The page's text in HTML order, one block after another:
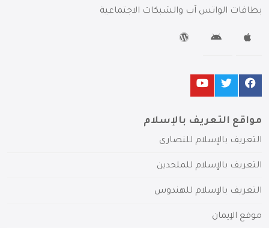
بطاقات الواتس آب والشبكات الاجتماعية
مواقع التعريف بالإسلام
التعريف بالإسلام للنصارى
التعريف بالإسلام للملحدين
التعريف بالإسلام للهندوس
موقع الإيمان